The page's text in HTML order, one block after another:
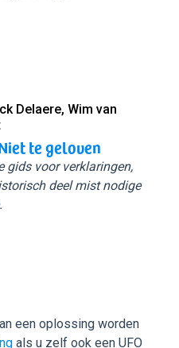
Delaere, Wim van
te geloven
gids voor verklaringen,
deel mist nodige
een oplossing worden
als u zelf ook een UFO